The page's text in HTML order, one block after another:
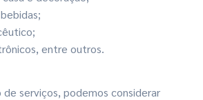
entre outros.
serviços, podemos considerar